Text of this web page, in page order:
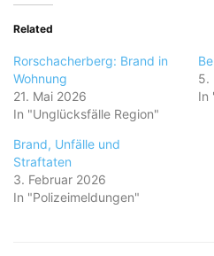
Related
Rorschacherberg: Brand in
Wohnung
21. Mai 2026
In "Unglücksfälle Region"
5.
In
Brand, Unfälle und
Straftaten
3. Februar 2026
In "Polizeimeldungen"